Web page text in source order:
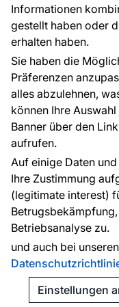
Informationen
gestellt haben oder
erhalten haben.
Sie haben die
Präferenzen
alles abzulehnen,
können Ihre
Banner über den
aufrufen.
Auf einige Daten
Ihre Zustimmung
(legitimate interest)
Betriebsanalyse zu.
und auch bei unseren
Einstellungen
Kontakt
Haben Sie Fragen?
und beraten Sie
+49 781
Zahlungsarten:
Die Zahlungen werden
© 2010 - 2026
Created:
Reklalink s.r.o.
Schutz